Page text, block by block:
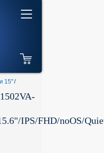
15"/
IPS/FHD/noOS/